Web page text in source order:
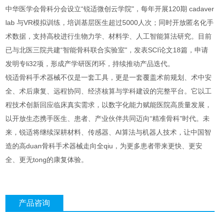
中华医学会骨科分会设立“锐适微创云学院"，每年开展120期 cadaver
lab 与VR模拟训练，培训基层医生超过5000人次；同时开放匿名化手
术数据，支持高校进行生物力学、材料学、人工智能算法研究。目前
已与北医三院共建“智能骨科联合实验室"，发表SCI论文18篇，申请
发明专li32项，形成产学研医闭环，持续推动产品迭代。
锐适骨科手术器械不仅是一套工具，更是一套覆盖术前规划、术中安
全、术后康复、远程协同、经济核算与学科建设的完整平台。它以工
程技术创新回应临床真实需求，以数字化能力赋能医院高质量发展，
以开放生态携手医生、患者、产业伙伴共同迈向“精准骨科"时代。未
来，锐适将继续深耕材料、传感器、AI算法与机器人技术，让中国智
造的高duan骨科手术器械走向全qiu，为更多患者带来更快、更安
全、更无tong的康复体验。
产品咨询